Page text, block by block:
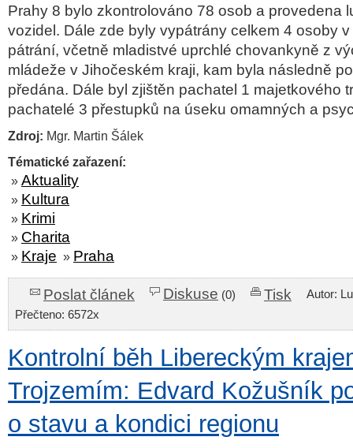
Prahy 8 bylo zkontrolováno 78 osob a provedena
vozidel. Dále zde byly vypátrány celkem 4 osoby
pátrání, včetně mladistvé uprchlé chovankyně z
mládeže v Jihočeském kraji, kam byla následně
předána. Dále byl zjištěn pachatel 1 majetkového
pachatelé 3 přestupků na úseku omamných a
Zdroj: Mgr. Martin Šálek
Tématické zařazení:
» Aktuality
» Kultura
» Krimi
» Charita
» Kraje » Praha
Poslat článek Diskuse (0) Tisk
Autor:
Přečteno: 6572x
Kontrolní běh Libereckým
Trojzemím: Edvard Kožušník
o stavu a kondici regionu